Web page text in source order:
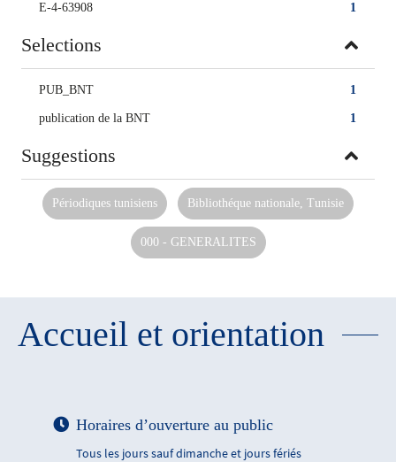
1
E-4-63908
Selections
1
PUB_BNT
1
publication de la BNT
Suggestions
Périodiques tunisiens Bibliothéque nationale, Tunisie
000 - GENERALITES
Accueil et orientation
Horaires d’ouverture au public
Tous les jours sauf dimanche et jours fériés